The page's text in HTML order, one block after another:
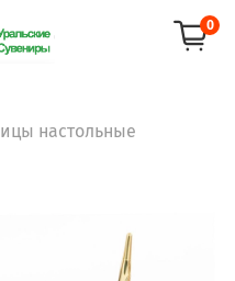
0
настольные